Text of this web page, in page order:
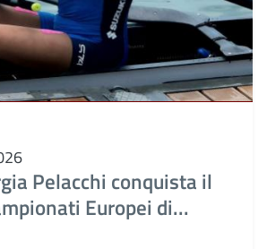
Pelacchi conquista il
Europei di...